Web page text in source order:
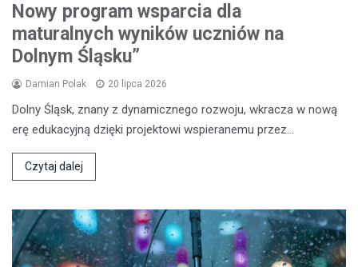
Nowy program wsparcia dla
maturalnych wyników uczniów na
Dolnym Śląsku”
Damian Polak 20 lipca 2026
Dolny Śląsk, znany z dynamicznego rozwoju, wkracza w nową
erę edukacyjną dzięki projektowi wspieranemu przez…
Czytaj dalej